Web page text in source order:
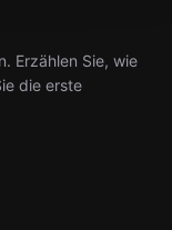
Erzählen Sie, wie
die erste